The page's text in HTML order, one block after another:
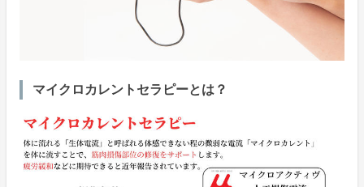
マイクロカレントセラピーとは？